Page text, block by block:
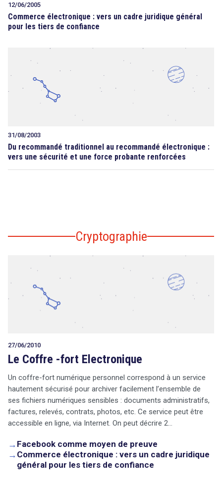
12/06/2005
Commerce électronique : vers un cadre juridique général
pour les tiers de confiance
31/08/2003
Du recommandé traditionnel au recommandé électronique :
vers une sécurité et une force probante renforcées
Cryptographie
27/06/2010
Le Coffre -fort Electronique
Un coffre-fort numérique personnel correspond à un service
hautement sécurisé pour archiver facilement l’ensemble de
ses fichiers numériques sensibles : documents administratifs,
factures, relevés, contrats, photos, etc. Ce service peut être
accessible en ligne, via Internet. On peut décrire 2…
→ Facebook comme moyen de preuve
→ Commerce électronique : vers un cadre juridique
général pour les tiers de confiance